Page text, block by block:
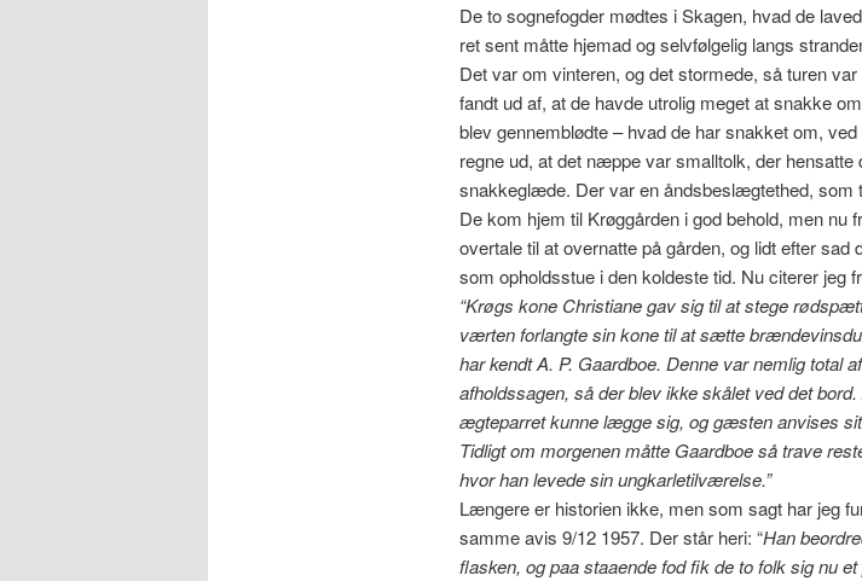
De to sognefogder mødtes i Skagen, hvad de
ret sent måtte hjemad og selvfølgelig langs
Det var om vinteren, og det stormede, så turen
fandt ud af, at de havde utrolig meget at snakke
blev gennemblødte – hvad de har snakket om,
regne ud, at det næppe var smalltolk, der hensatte
snakkeglæde. Der var en åndsbeslægtethed, som
De kom hjem til Krøggården i god behold, men nu
overtale til at overnatte på gården, og lidt efter
som opholdsstue i den koldeste tid. Nu citerer jeg
“Krøgs kone Christiane gav sig til at stege
værten forlangte sin kone til at sætte
har kendt A. P. Gaardboe. Denne var nemlig total
afholdssagen, så der blev ikke skålet ved det
ægteparret kunne lægge sig, og gæsten anvises
Tidligt om morgenen måtte Gaardboe så trave
hvor han levede sin ungkarletilværelse.”
Længere er historien ikke, men som sagt har jeg
samme avis 9/12 1957. Der står heri: “Han
flasken, og paa staaende fod fik de to folk sig nu